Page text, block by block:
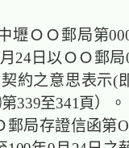
壢ＯＯ郵局第
24日以ＯＯ郵局
約之意思表示(
339至341頁）。
郵局存證信函第